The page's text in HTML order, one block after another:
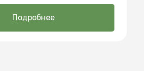
Подробнее